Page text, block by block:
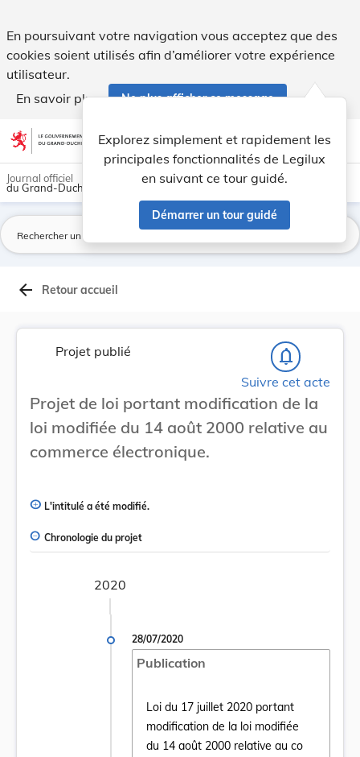
En poursuivant votre navigation vous acceptez que des
cookies soient utilisés afin d’améliorer votre expérience
utilisateur.
En savoir plus
Ne plus afficher ce message
Aller au contenu account_circle help Aide
Explorez simplement et rapidement les
principales fonctionnalités de Legilux
en suivant ce tour guidé.
Démarrer un tour guidé
light_mode dark_mode
Journal officiel
du Grand-Duché de Luxembourg
arrow_back Retour accueil
Projet publié notifications_none
Suivre cet acte
Projet de loi portant modification de la
loi modifiée du 14 août 2000 relative au
commerce électronique.
L'intitulé a été modifié.
Chronologie du projet
2020
28/07/2020
Publication
Loi du 17 juillet 2020 portant
modification de la loi modifiée
du 14 août 2000 relative au co
Ouvrir le document Loi du 17 juillet 2020